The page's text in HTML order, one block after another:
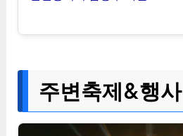
주변축제&행사